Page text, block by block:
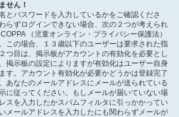
せん！
とパスワードを入力しているかをご確認くださ
らずログインできない場合、次の２つが考えられ
（児童オンライン・プライバシー保護法）
この場合、１３歳以下のユーザーは要求された指
つ目は、掲示板がアカウントの有効化を必要とし
掲示板の設定によりますが有効化はユーザー自身
す。アカウント有効化が必要かどうかは登録完了
あなたのメールアドレスにメールが送られている
に従ってください。もしメールが届いていない場
スを入力したかスパムフィルタに引っかかってい
メールアドレスを入力したにも関わらずメールが